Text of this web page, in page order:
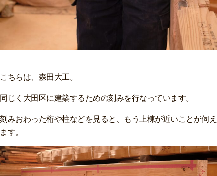
こちらは、森田大工。
同じく大田区に建築するための刻みを行なっています。
刻みおわった桁や柱などを見ると、もう上棟が近いことが伺え
ます。